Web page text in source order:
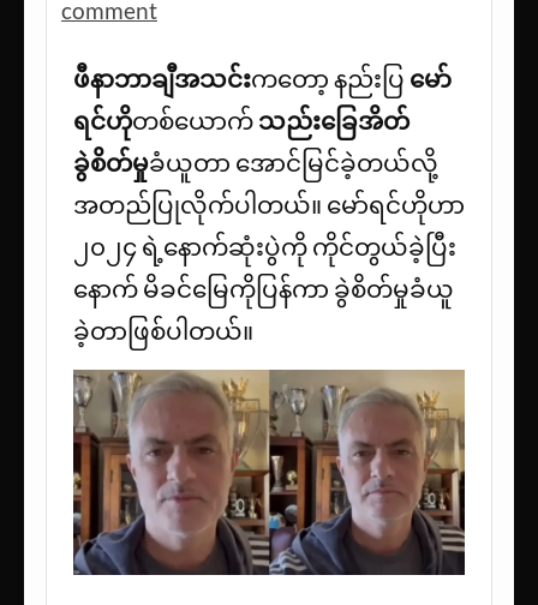
comment
ဖီနာဘာချီအသင်းကတော့ နည်းပြ မော်
ရင်ဟိုတစ်ယောက် သည်းခြေအိတ်
ခွဲစိတ်မှုခံယူတာ အောင်မြင်ခဲ့တယ်လို့
အတည်ပြုလိုက်ပါတယ်။ မော်ရင်ဟိုဟာ
၂၀၂၄ ရဲ့နောက်ဆုံးပွဲကို ကိုင်တွယ်ခဲ့ပြီး
နောက် မိခင်မြေကိုပြန်ကာ ခွဲစိတ်မှုခံယူ
ခဲ့တာဖြစ်ပါတယ်။